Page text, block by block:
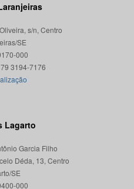
s/n, Centro
SE
000
Lagarto
Garcia Filho
Déda, 13, Centro
SE
000